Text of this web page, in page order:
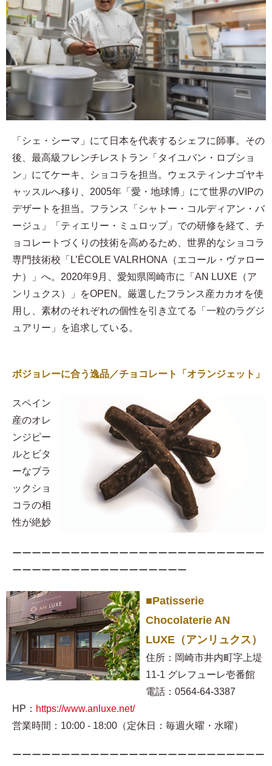
「シェ・シーマ」にて日本を代表するシェフに師事。その
後、最高級フレンチレストラン「タイユバン・ロブショ
ン」にてケーキ、ショコラを担当。ウェスティンナゴヤキ
ャッスルへ移り、2005年「愛・地球博」にて世界のVIPの
デザートを担当。フランス「シャトー・コルディアン・バ
ージュ」「ティエリー・ミュロップ」での研修を経て、チ
ョコレートづくりの技術を高めるため、世界的なショコラ
専門技術校「L’ÉCOLE VALRHONA（エコール・ヴァロー
ナ）」へ。2020年9月、愛知県岡崎市に「AN LUXE（ア
ンリュクス）」をOPEN。厳選したフランス産カカオを使
用し、素材のそれぞれの個性を引き立てる「一粒のラグジ
ュアリー」を追求している。
ボジョレーに合う逸品／チョコレート「オランジェット」
スペイン
産のオレ
ンジピー
ルとビタ
ーなブラ
ックショ
コラの相
性が絶妙
ーーーーーーーーーーーーーーーーーーーーーーーーーー
ーーーーーーーーーーーーーーーーーー
■Patisserie
Chocolaterie AN
LUXE（アンリュクス）
住所：岡崎市井内町字上堤
11-1 グレフューレ壱番館
電話：0564-64-3387
HP： https://www.anluxe.net/
営業時間：10:00 - 18:00（定休日：毎週火曜・水曜）
ーーーーーーーーーーーーーーーーーーーーーーーーーー